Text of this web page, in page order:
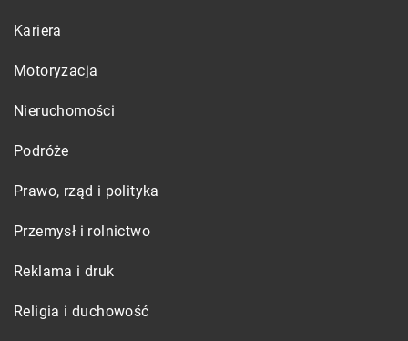
Kariera
Motoryzacja
Nieruchomości
Podróże
Prawo, rząd i polityka
Przemysł i rolnictwo
Reklama i druk
Religia i duchowość